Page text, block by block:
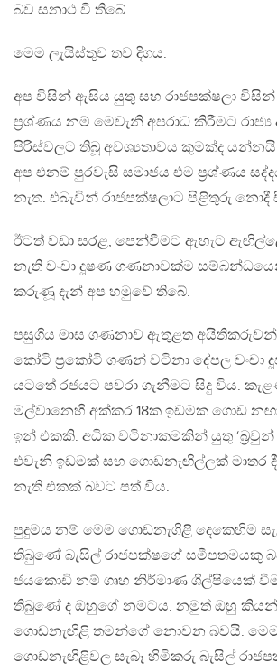
බව සනාථ වි තිබේ.
මෙම ලැයිස්තුව තව දිගය.
අප විසින් ඇසිය යුතු සහ රාජපක්ෂලා
ප්‍රශ්ණය නම් මෙවැනි අපරාධ කිරීමට
පිරිස්වලට තිබූ අවශ්‍යතාවය කුමක්ද
අප එනම් පුරවැසි සමාජය එම ප්‍රශ්ණය
නැත. එබැවින් රාජපක්ෂලාට පිළිතුරු නොදී
ඊටත් වඩා සරළ, පෙන්වීමට ඇහැට
නැති වංචා දූෂණ ගණනාවක්ම
කරුණූ දැන් අප හමුවේ තිබේ.
පසුගිය මාස ගණනාව ඇතුළත
කෝටි ප්‍රකෝටි ගණන් වටිනා දේපල වංචා
යටතේ රජයට පවරා ගැනීමට සිදු විය.
මල්වානෙහි අක්කර 18ක ඉඩමක ගොඩ
ඉන් එකකි. අධික වටිනාකමකින් යුතු
එවැනි ඉඩමක් සහ ගොඩනැඟිල්ලක් මාතර
නැති එකක් බවට පත් විය.
පුදුමය නම් මෙම ගොඩනැගිළි දෙකෙහිම
තිබුණේ බැසිල් රාජපක්ෂගේ සමීපතමයකු
ජයකොඩි නම් ගෘහ නිර්මාණ ශිල්පියෙක්
තිබුණේ ද ඔහුගේ නමටය. නමුත් ඔහු
ගොඩනැඟිළි තමන්ගේ නොවන බවයි.
ගොඩනැඟිළිවල සැබෑ හිමිකරු බැසිල්